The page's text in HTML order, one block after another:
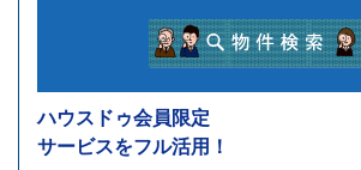
ハウスドゥ会員限定
サービスをフル活用！